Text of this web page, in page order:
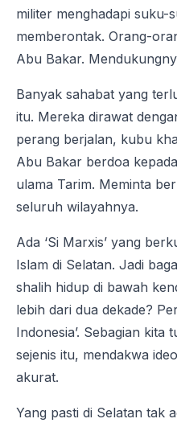
militer menghadapi suku-
memberontak. Orang-
Abu Bakar.
Banyak sahabat yang
itu. Mereka dirawat
perang berjalan, kubu
Abu Bakar berdoa
ulama Tarim. Meminta
seluruh wilayahnya.
Ada ‘Si Marxis’ yang
Islam di Selatan. Jadi
shalih hidup di bawah
lebih dari dua dekade?
Indonesia’. Sebagian kita
sejenis itu, mendakwa
akurat.
Yang pasti di Selatan tak